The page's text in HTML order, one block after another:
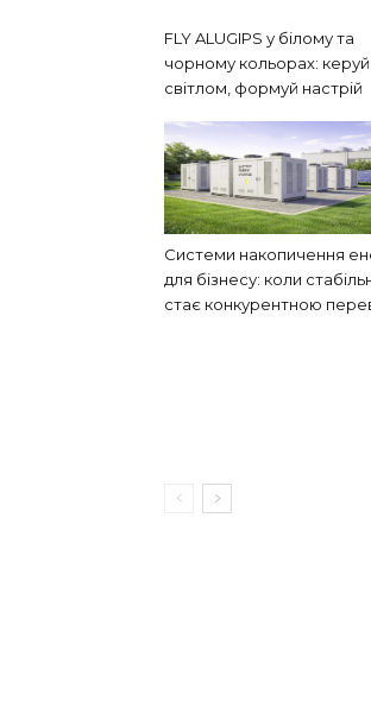
FLY ALUGIPS у білому та
чорному кольорах: керуй
світлом, формуй настрій
Системи накопичення
для бізнесу: коли
стає конкурентною